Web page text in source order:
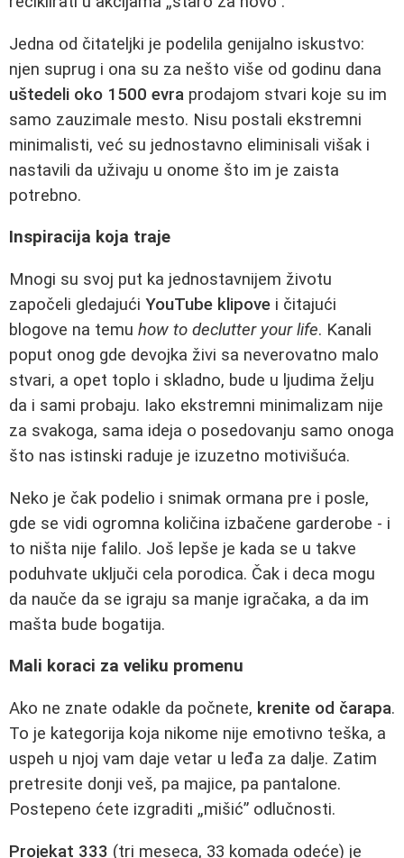
Jedna od čitateljki je podelila genijalno iskustvo:
njen suprug i ona su za nešto više od godinu dana
uštedeli oko 1500 evra prodajom stvari koje su im
samo zauzimale mesto. Nisu postali ekstremni
minimalisti, već su jednostavno eliminisali višak i
nastavili da uživaju u onome što im je zaista
potrebno.
Inspiracija koja traje
Mnogi su svoj put ka jednostavnijem životu
započeli gledajući YouTube klipove i čitajući
blogove na temu how to declutter your life. Kanali
poput onog gde devojka živi sa neverovatno malo
stvari, a opet toplo i skladno, bude u ljudima želju
da i sami probaju. Iako ekstremni minimalizam nije
za svakoga, sama ideja o posedovanju samo onoga
što nas istinski raduje je izuzetno motivišuća.
Neko je čak podelio i snimak ormana pre i posle,
gde se vidi ogromna količina izbačene garderobe - i
to ništa nije falilo. Još lepše je kada se u takve
poduhvate uključi cela porodica. Čak i deca mogu
da nauče da se igraju sa manje igračaka, a da im
mašta bude bogatija.
Mali koraci za veliku promenu
Ako ne znate odakle da počnete, krenite od čarapa.
To je kategorija koja nikome nije emotivno teška, a
uspeh u njoj vam daje vetar u leđa za dalje. Zatim
pretresite donji veš, pa majice, pa pantalone.
Postepeno ćete izgraditi „mišić” odlučnosti.
Projekat 333 (tri meseca, 33 komada odeće) je